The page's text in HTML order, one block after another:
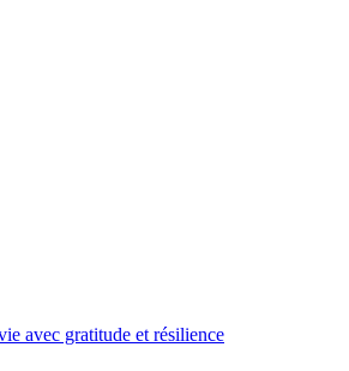
avec gratitude et résilience